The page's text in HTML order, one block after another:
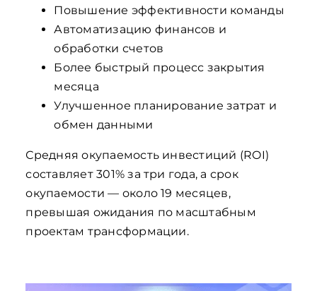
Повышение эффективности команды
Автоматизацию финансов и
обработки счетов
Более быстрый процесс закрытия
месяца
Улучшенное планирование затрат и
обмен данными
Средняя окупаемость инвестиций (ROI)
составляет 301% за три года, а срок
окупаемости — около 19 месяцев,
превышая ожидания по масштабным
проектам трансформации.